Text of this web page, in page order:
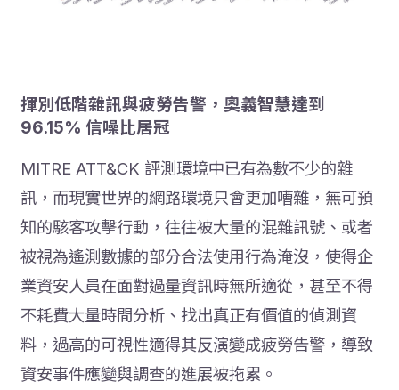
揮別低階雜訊與疲勞告警，奧義智慧達到
96.15% 信噪比居冠
MITRE ATT&CK 評測環境中已有為數不少的雜
訊，而現實世界的網路環境只會更加嘈雜，無可預
知的駭客攻擊行動，往往被大量的混雜訊號、或者
被視為遙測數據的部分合法使用行為淹沒，使得企
業資安人員在面對過量資訊時無所適從，甚至不得
不耗費大量時間分析、找出真正有價值的偵測資
料，過高的可視性適得其反演變成疲勞告警，導致
資安事件應變與調查的進展被拖累。